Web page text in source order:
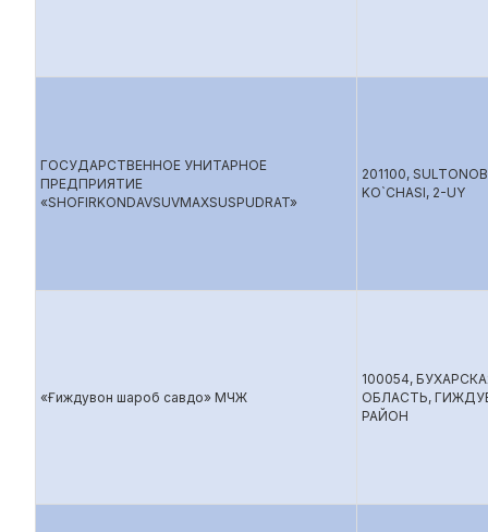
ГОСУДАРСТВЕННОЕ УНИТАРНОЕ
ПРЕДПРИЯТИЕ
«SHOFIRKONDAVSUVMAXSUSPUDRAT»
201100,
KO`CHASI, 2-UY
«Ғиждувон шароб савдо» МЧЖ
100054,
ОБЛАСТЬ,
РАЙОН